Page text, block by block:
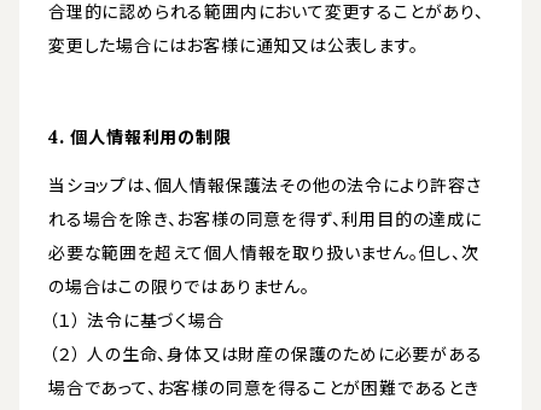
合理的に認められる範囲内において変更することがあり、
変更した場合にはお客様に通知又は公表します。
4. 個人情報利用の制限
当ショップは、個人情報保護法その他の法令により許容さ
れる場合を除き、お客様の同意を得ず、利用目的の達成に
必要な範囲を超えて個人情報を取り扱いません。但し、次
の場合はこの限りではありません。
（１） 法令に基づく場合
（２） 人の生命、身体又は財産の保護のために必要がある
場合であって、お客様の同意を得ることが困難であるとき